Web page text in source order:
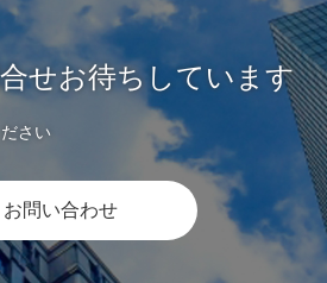
せお待ちしています
さい
お問い合わせ